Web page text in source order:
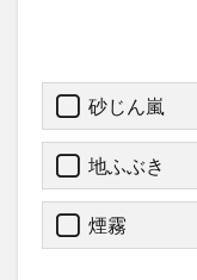
砂じん嵐
地ふぶき
煙霧